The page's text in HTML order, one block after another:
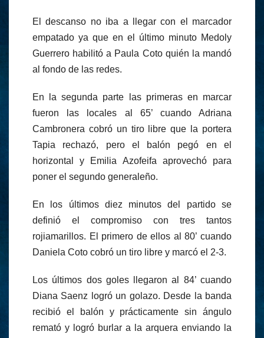
El descanso no iba a llegar con el marcador
empatado ya que en el último minuto Medoly
Guerrero habilitó a Paula Coto quién la mandó
al fondo de las redes.
En la segunda parte las primeras en marcar
fueron las locales al 65’ cuando Adriana
Cambronera cobró un tiro libre que la portera
Tapia rechazó, pero el balón pegó en el
horizontal y Emilia Azofeifa aprovechó para
poner el segundo generaleño.
En los últimos diez minutos del partido se
definió el compromiso con tres tantos
rojiamarillos. El primero de ellos al 80’ cuando
Daniela Coto cobró un tiro libre y marcó el 2-3.
Los últimos dos goles llegaron al 84’ cuando
Diana Saenz logró un golazo. Desde la banda
recibió el balón y prácticamente sin ángulo
remató y logró burlar a la arquera enviando la